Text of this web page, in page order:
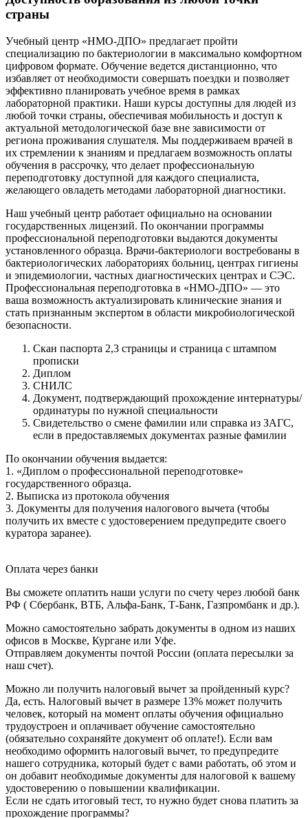
страны
Учебный центр «НМО-ДПО» предлагает пройти
специализацию по бактериологии в максимально комфортном
цифровом формате. Обучение ведется дистанционно, что
избавляет от необходимости совершать поездки и позволяет
эффективно планировать учебное время в рамках
лабораторной практики. Наши курсы доступны для людей из
любой точки страны, обеспечивая мобильность и доступ к
актуальной методологической базе вне зависимости от
региона проживания слушателя. Мы поддерживаем врачей в
их стремлении к знаниям и предлагаем возможность оплаты
обучения в рассрочку, что делает профессиональную
переподготовку доступной для каждого специалиста,
желающего овладеть методами лабораторной диагностики.
Наш учебный центр работает официально на основании
государственных лицензий. По окончании программы
профессиональной переподготовки выдаются документы
установленного образца. Врачи-бактериологи востребованы в
бактериологических лабораториях больниц, центрах гигиены
и эпидемиологии, частных диагностических центрах и СЭС.
Профессиональная переподготовка в «НМО-ДПО» — это
ваша возможность актуализировать клинические знания и
стать признанным экспертом в области микробиологической
безопасности.
Скан паспорта 2,3 страницы и страница с штампом
прописки
Диплом
СНИЛС
Документ, подтверждающий прохождение интернатуры/
ординатуры по нужной специальности
Свидетельство о смене фамилии или справка из ЗАГС,
если в предоставляемых документах разные фамилии
По окончании обучения выдается:
1. «Диплом о профессиональной переподготовке»
государственного образца.
2. Выписка из протокола обучения
3. Документы для получения налогового вычета (чтобы
получить их вместе с удостоверением предупредите своего
куратора заранее).
Оплата через банки
Вы сможете оплатить наши услуги по счету через любой банк
РФ ( Сбербанк, ВТБ, Альфа-Банк, Т-Банк, Газпромбанк и др.).
Можно самостоятельно забрать документы в одном из наших
офисов в Москве, Кургане или Уфе.
Отправляем документы почтой России (оплата пересылки за
наш счет).
Можно ли получить налоговый вычет за пройденный курс?
Да, есть. Налоговый вычет в размере 13% может получить
человек, который на момент оплаты обучения официально
трудоустроен и оплачивает обучение самостоятельно
(обязательно сохраняйте документ об оплате!). Если вам
необходимо оформить налоговый вычет, то предупредите
нашего сотрудника, который будет с вами работать, об этом и
он добавит необходимые документы для налоговой к вашему
удостоверению о повышении квалификации.
Если не сдать итоговый тест, то нужно будет снова платить за
прохождение программы?